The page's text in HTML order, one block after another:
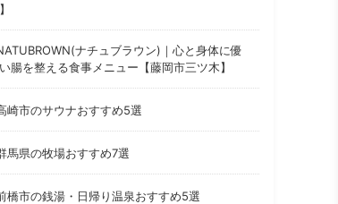
ナチュブラウン)｜心と身体に優
腸を整える食事メニュー【藤岡市三ツ木】
崎市のサウナおすすめ5選
馬県の牧場おすすめ7選
橋市の銭湯・日帰り温泉おすすめ5選